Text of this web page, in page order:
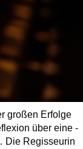
großen Erfolge
über eine
Die Regisseurin